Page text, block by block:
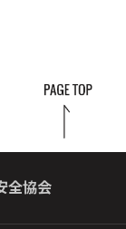
全協会